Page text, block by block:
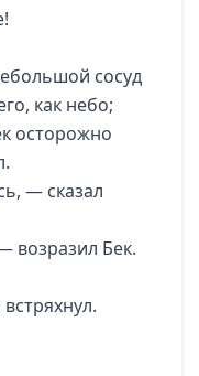
сосуд
как небо;
осторожно
— сказал
возразил Бек.